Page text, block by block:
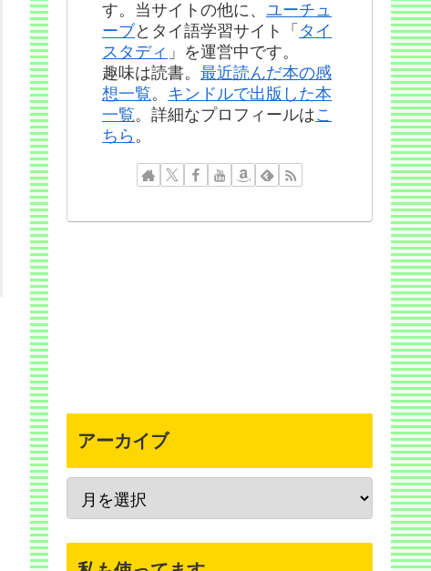
す。当サイトの他に、 ユーチュ
ーブ とタイ語学習サイト「 タイ
スタディ 」を運営中です。
趣味は読書。 最近読んだ本の感
想一覧。 キンドルで出版した本
一覧。詳細なプロフィールはこ
ちら 。
アーカイブ